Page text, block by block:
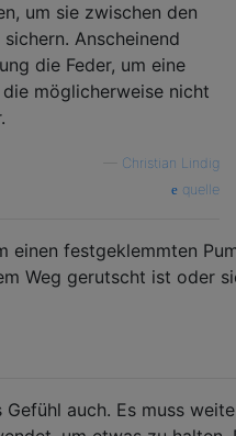
um sie zwischen den
Anscheinend
die Feder, um eine
möglicherweise nicht
Christian Lindig
quelle
einen festgeklemmten
Weg gerutscht ist oder
Gefühl auch. Es muss